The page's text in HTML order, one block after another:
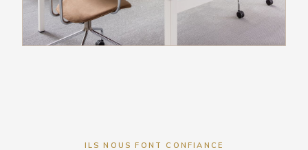
ILS NOUS FONT CONFIANCE